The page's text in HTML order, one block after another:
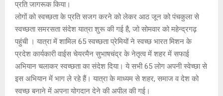
प्रति जागरूक किया।
लोगों को स्वच्छता के प्रति सजग करने को लेकर आठ जून को पंचकुला से
स्वच्छता समरसता संदेश यात्रा शुरू की गई है, जो सोमवार को महेन्द्रगढ़
पहुंची । यात्रा में शामिल 65 स्वच्छता प्रेमियों ने स्वच्छ भारत मिशन के
प्रदेश कार्यकारी वाईस चेयरमैन सुभाषचंद्र के नेतृत्व में शहर में सफाई
अभियान चलाकर स्वच्छता का संदेश दिया। ये सभी 65 लोग अपनी स्वेच्छा से
इस अभियान में भाग ले रहे हैं। यात्रा के माध्यम से शहर, समाज व देश को
स्वच्छ बनाने में अपना योगदान देने की अपील की गई।